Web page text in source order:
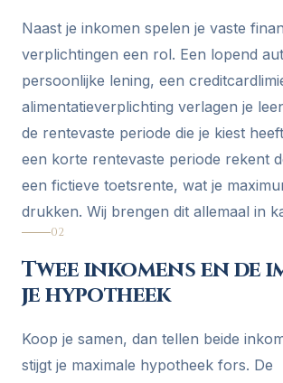
Naast je inkomen spelen je vaste
verplichtingen een rol. Een lopend
persoonlijke lening, een
alimentatieverplichting verlagen je
de rentevaste periode die je kiest
een korte rentevaste periode rekent
een fictieve toetsrente, wat je
drukken. Wij brengen dit allemaal in
02
Twee inkomens en de
je hypotheek
Koop je samen, dan tellen beide
stijgt je maximale hypotheek fors. De